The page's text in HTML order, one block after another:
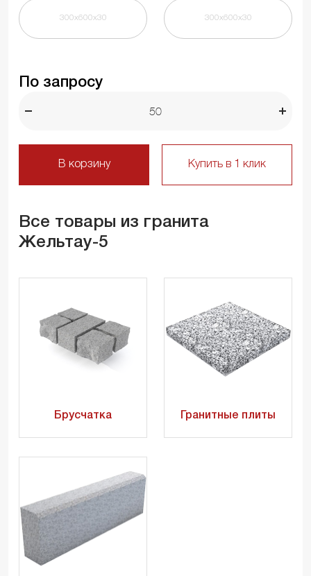
300х600х30 300х600х30
По запросу
В корзину Купить в 1 клик
Все товары из гранита
Жельтау-5
Брусчатка Гранитные плиты